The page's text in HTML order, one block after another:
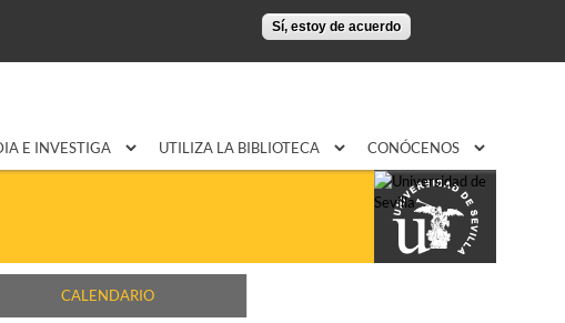
Sí, estoy de acuerdo
E INVESTIGA UTILIZA LA BIBLIOTECA CONÓCENOS
CALENDARIO